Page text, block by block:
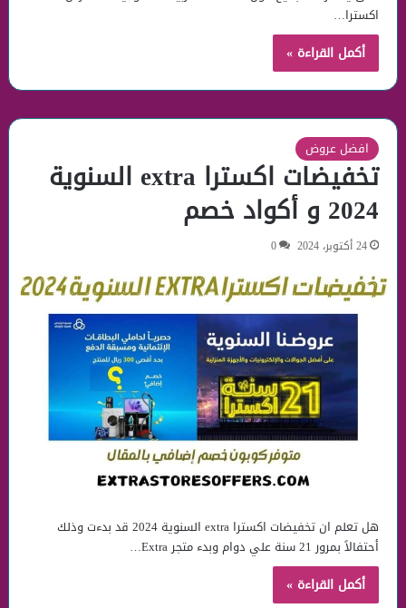
اكسترا…
أكمل القراءة »
افضل عروض
تخفيضات اكسترا extra السنوية
2024 و أكواد خصم
24 أكتوبر، 2024 0
هل تعلم ان تخفيضات اكسترا extra السنوية 2024 قد بدءت وذلك
أحتفالاً بمرور 21 سنة علي دوام وبدء متجر Extra…
أكمل القراءة »